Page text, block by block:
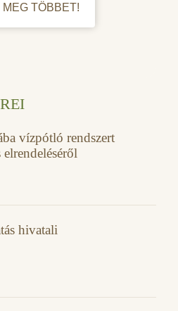
TÖBBET!
vízpótló rendszert
hivatali